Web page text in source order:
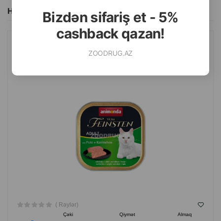
Bizdən sifariş et - 5%
cashback qazan!
ZOODRUG.AZ
Hamısını Gör
NƏM YEM ANIMONDA VOM FEINSTEN YETKIN PIŞIKLƏR ÜÇÜN
( Rəylər)
Çəki Qiymət Almaq